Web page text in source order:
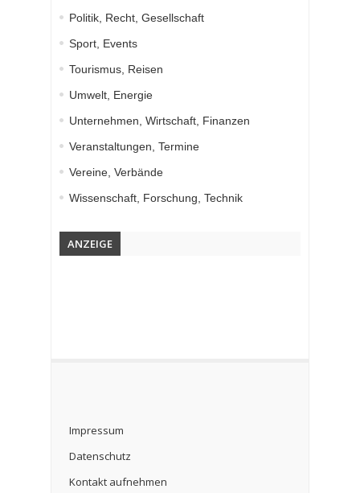
Politik, Recht, Gesellschaft
Sport, Events
Tourismus, Reisen
Umwelt, Energie
Unternehmen, Wirtschaft, Finanzen
Veranstaltungen, Termine
Vereine, Verbände
Wissenschaft, Forschung, Technik
ANZEIGE
Impressum
Datenschutz
Kontakt aufnehmen